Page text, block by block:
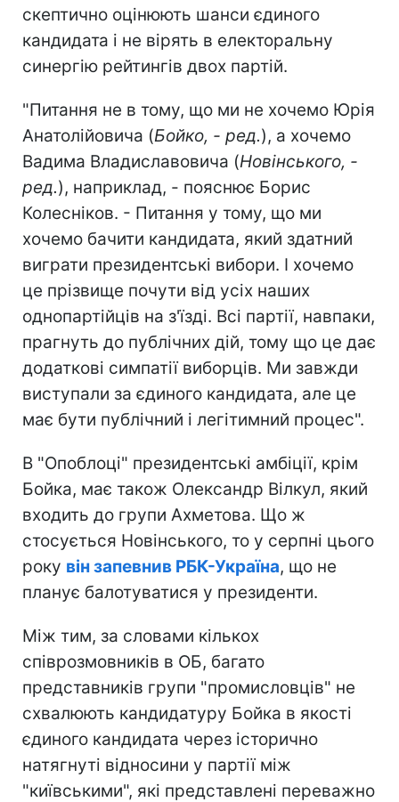
скептично оцінюють шанси єдиного
кандидата і не вірять в електоральну
синергію рейтингів двох партій.
"Питання не в тому, що ми не хочемо Юрія
Анатолійовича (Бойко, - ред.), а хочемо
Вадима Владиславовича (Новінського, -
ред.), наприклад, - пояснює Борис
Колесніков. - Питання у тому, що ми
хочемо бачити кандидата, який здатний
виграти президентські вибори. І хочемо
це прізвище почути від усіх наших
однопартійців на з'їзді. Всі партії, навпаки,
прагнуть до публічних дій, тому що це дає
додаткові симпатії виборців. Ми завжди
виступали за єдиного кандидата, але це
має бути публічний і легітимний процес".
В "Опоблоці" президентські амбіції, крім
Бойка, має також Олександр Вілкул, який
входить до групи Ахметова. Що ж
стосується Новінського, то у серпні цього
року він запевнив РБК-Україна, що не
планує балотуватися у президенти.
Між тим, за словами кількох
співрозмовників в ОБ, багато
представників групи "промисловців" не
схвалюють кандидатуру Бойка в якості
єдиного кандидата через історично
натягнуті відносини у партії між
"київськими", які представлені переважно